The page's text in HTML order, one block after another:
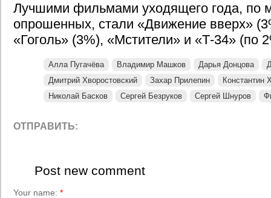
Лучшими фильмами уходящего года, по
опрошенных, стали «Движение вверх»
«Гоголь» (3%), «Мстители» и «Т-34» (по
Алла Пугачёва Владимир Машков Дарья Донцова
Дмитрий Хворостовский
Захар Прилепин
Константин
Николай Басков
Сергей Безруков Сергей Шнуров
ОТПРАВИТЬ:
Post new comment
Your name: *